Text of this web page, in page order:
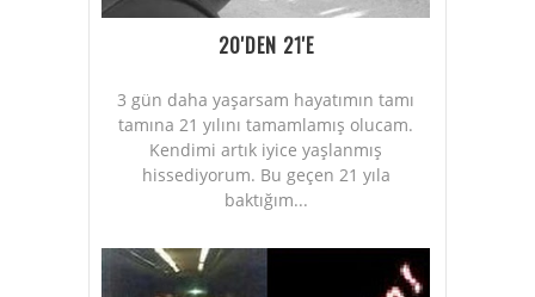
20'DEN 21'E
3 gün daha yaşarsam hayatımın tamı
tamına 21 yılını tamamlamış olucam.
Kendimi artık iyice yaşlanmış
hissediyorum. Bu geçen 21 yıla
baktığım...